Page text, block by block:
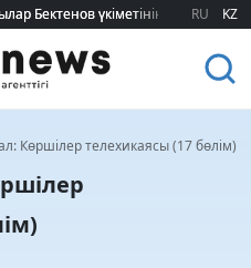
Бектенов үкіметінің отандық
Бектенов үкіметінің отандық
RU KZ
Көршілер телехикаясы (17 бөлім)